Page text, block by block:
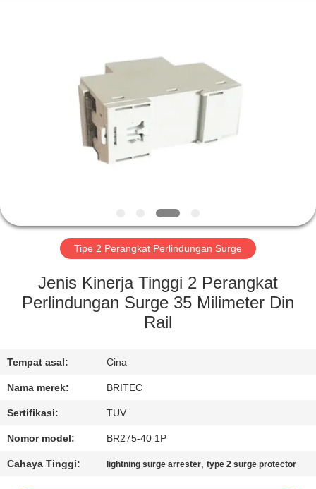
PRODUK
WISATA
PABRIK
KONTROL
HUBUNGI
KAMI
BERITA
Tipe 2 Perangkat Perlindungan Surge
Jenis Kinerja Tinggi 2 Perangkat
Perlindungan Surge 35 Milimeter Din
Rail
Tempat asal: Cina
Nama merek: BRITEC
Sertifikasi: TUV
Nomor model: BR275-40 1P
Cahaya Tinggi: lightning surge arrester,type 2 surge protector